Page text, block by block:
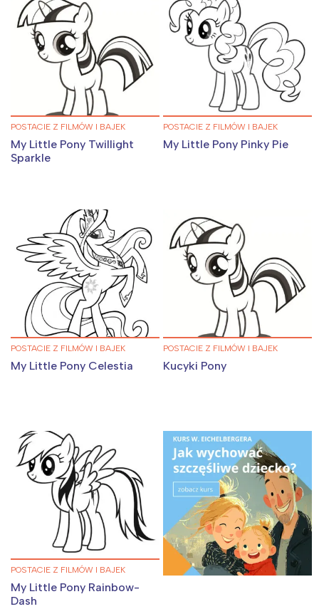
POSTACIE Z FILMÓW I BAJEK
My Little Pony Twillight
Sparkle
POSTACIE Z FILMÓW I BAJEK
My Little Pony Pinky Pie
POSTACIE Z FILMÓW I BAJEK
My Little Pony Celestia
POSTACIE Z FILMÓW I BAJEK
Kucyki Pony
POSTACIE Z FILMÓW I BAJEK
My Little Pony Rainbow-
Dash